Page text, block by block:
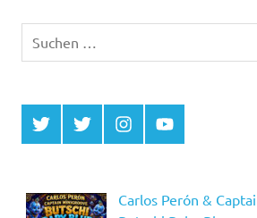
Suchen
Twitter
MCDP
Twitter
Musicradiostation
InstagramYouTube
Carlos Perón &